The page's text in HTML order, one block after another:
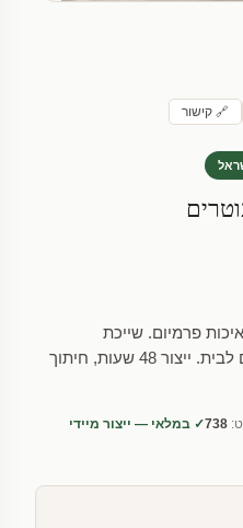
🔗 קישור
פרמיום. שייכת
לקטגוריית מדבקות קיר קישוטים לבית. ייצור 48 שעות, חיתוך
738✓ במלאי — ייצור מיידי